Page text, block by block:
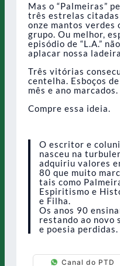
Mas o “Palmeiras”
três estrelas citadas
onze mantos verdes
grupo. Ou melhor,
episódio de “L.A.”
aplacar nossa
Três vitórias
centelha. Esboços
mês e ano marcados.
Compre essa ideia.
O escritor e
nasceu na
adquiriu valores
80 que muito
tais como
Espiritismo e
e Filha.
Os anos 90
restando ao novo
e poesia perdidas.
Canal do PTD